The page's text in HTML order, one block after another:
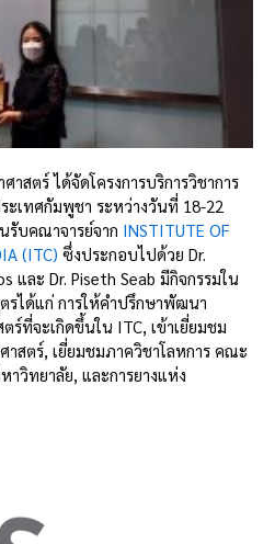
สตร์ ได้จัดโครงการบริการวิชาการ
เทศกัมพูชา ระหว่างวันที่ 18-22
รับคณาจารย์จาก INSTITUTE OF
(ITC) ซึ่งประกอบไปด้วย Dr.
และ Dr. Piseth Seab มีกิจกรรมใน
ได้แก่ การให้คำปรึกษาพัฒนา
ร์ที่จะเกิดขึ้นใน ITC, เข้าเยี่ยมชม
สตร์, เยี่ยมชมภาควิชาโลหการ คณะ
วิทยาลัย, และการยางแห่ง